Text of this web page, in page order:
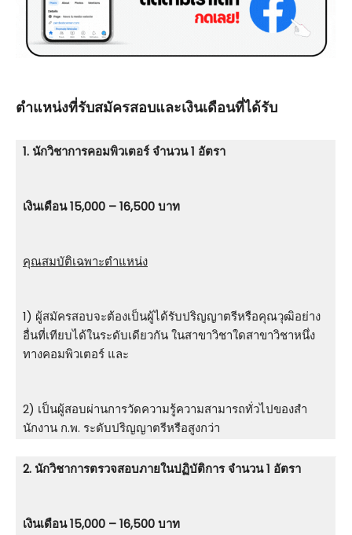
ตําแหน่งที่รับสมัครสอบและเงินเดือนที่ได้รับ
1. นักวิชาการคอมพิวเตอร์ จำนวน 1 อัตรา
เงินเดือน 15,000 – 16,500 บาท
คุณสมบัติเฉพาะตำแหน่ง
1) ผู้สมัครสอบจะต้องเป็นผู้ได้รับปริญญาตรีหรือคุณวุฒิอย่าง
อื่นที่เทียบได้ในระดับเดียวกัน ในสาขาวิชาใดสาขาวิชาหนึ่ง
ทางคอมพิวเตอร์ และ
2) เป็นผู้สอบผ่านการวัดความรู้ความสามารถทั่วไปของสํา
นักงาน ก.พ. ระดับปริญญาตรีหรือสูงกว่า
2. นักวิชาการตรวจสอบภายในปฏิบัติการ จำนวน 1 อัตรา
เงินเดือน 15,000 – 16,500 บาท